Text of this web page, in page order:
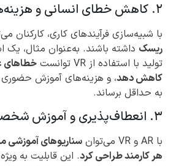
۲. کاهش خطای انسانی و هزینه‌ها
با شبیه‌سازی فرآیندهای کاری، کارکنان
ریسک داشته باشند. به‌عنوان مثال، یک
تولید با استفاده از VR توانست
کاهش دهد، و هزینه‌های آموزش حضوری
به حداقل برساند.
۳. انعطاف‌پذیری و آموزش شخصی‌سازی‌شده
با AR و VR می‌توان
سناریوهای آموزشی
هر کارمند طراحی کرد. این قابلیت به